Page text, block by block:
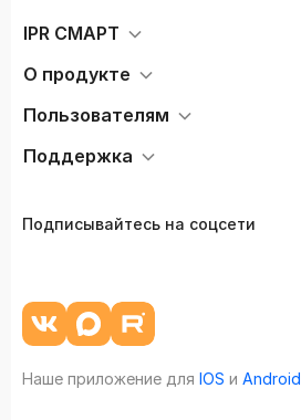
IPR СМАРТ
О продукте
Пользователям
Поддержка
Подписывайтесь на соцсети
Наше приложение для IOS и Android